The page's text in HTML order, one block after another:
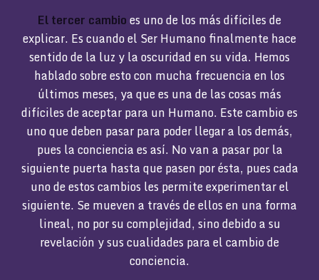
El tercer cambioes uno de los más difíciles de
explicar. Es cuando el Ser Humano finalmente hace
sentido de la luz y la oscuridad en su vida. Hemos
hablado sobre esto con mucha frecuencia en los
últimos meses, ya que es una de las cosas más
difíciles de aceptar para un Humano. Este cambio es
uno que deben pasar para poder llegar a los demás,
pues la conciencia es así. No van a pasar por la
siguiente puerta hasta que pasen por ésta, pues cada
uno de estos cambios les permite experimentar el
siguiente. Se mueven a través de ellos en una forma
lineal, no por su complejidad, sino debido a su
revelación y sus cualidades para el cambio de
conciencia.